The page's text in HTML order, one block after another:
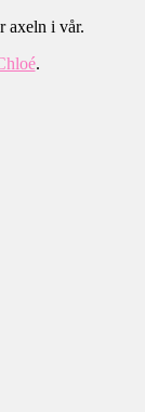
axeln i vår.
.